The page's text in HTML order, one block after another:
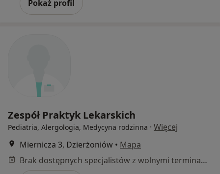
Pokaż profil
Zespół Praktyk Lekarskich
Pediatria, Alergologia, Medycyna rodzinna · Więcej
Miernicza 3, Dzierżoniów • Mapa
Brak dostępnych specjalistów z wolnymi terminami w tym centrum medycznym.